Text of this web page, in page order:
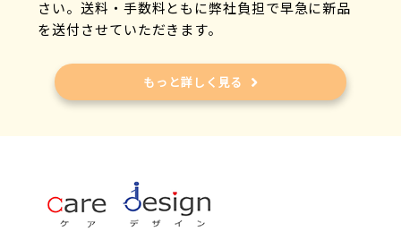
さい。送料・手数料ともに弊社負担で早急に新品
を送付させていただきます。
もっと詳しく見る